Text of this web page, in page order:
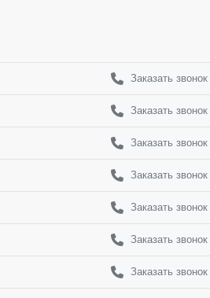
Заказать звонок
Заказать звонок
Заказать звонок
Заказать звонок
Заказать звонок
Заказать звонок
Заказать звонок